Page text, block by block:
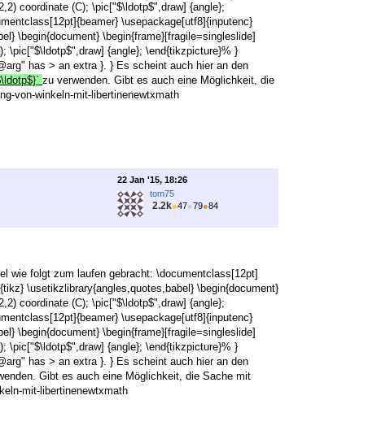
coordinate (C); \pic["$\ldotp$",draw] {angle};
\usepackage[utf8]{inputenc}
\begin{document} \begin{frame}[fragile=singleslide]
\pic["$\ldotp$",draw] {angle}; \end{tikzpicture}% }
has > an extra }. } Es scheint auch hier an den
zu verwenden. Gibt es auch eine Möglichkeit, die
von-winkeln-mit-libertinenewtxmath
22 Jan '15, 18:26
tom75
2.2k●47●79●84
wie folgt zum laufen gebracht: \documentclass[12pt]
\usetikzlibrary{angles,quotes,babel} \begin{document}
coordinate (C); \pic["$\ldotp$",draw] {angle};
\usepackage[utf8]{inputenc}
\begin{document} \begin{frame}[fragile=singleslide]
\pic["$\ldotp$",draw] {angle}; \end{tikzpicture}% }
has > an extra }. } Es scheint auch hier an den
Gibt es auch eine Möglichkeit, die Sache mit
mit-libertinenewtxmath